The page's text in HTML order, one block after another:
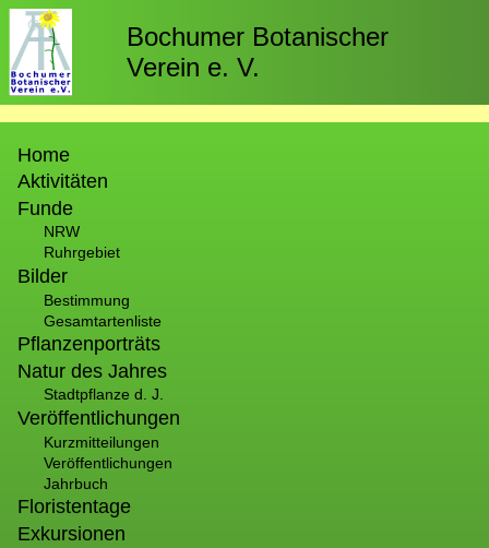
Direkt
zum
Inhalt
Bochumer Botanischer
Verein e. V.
Home
Aktivitäten
Funde
NRW
Ruhrgebiet
Bilder
Bestimmung
Gesamtartenliste
Pflanzenporträts
Natur des Jahres
Stadtpflanze d. J.
Veröffentlichungen
Kurzmitteilungen
Veröffentlichungen
Jahrbuch
Floristentage
Exkursionen